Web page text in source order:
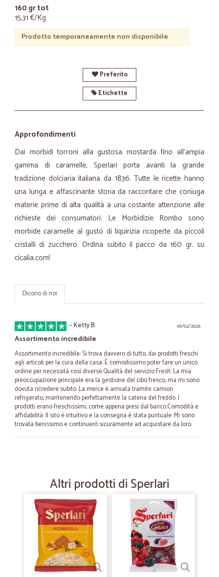
160 gr tot
15,31 €/Kg
Prodotto temporaneamente non disponibile
Preferito
Etichette
Approfondimenti
Dai morbidi torroni alla gustosa mostarda fino all'ampia
gamma di caramelle, Sperlari porta avanti la grande
tradizione dolciaria italiana da 1836. Tutte le ricette hanno
una lunga e affascinante storia da raccontare che coniuga
materie prime di alta qualità a una costante attenzione alle
richieste dei consumatori. Le Morbidizie Rombo sono
morbide caramelle al gusto di liquirizia ricoperte da piccoli
cristalli di zucchero. Ordina subito il pacco da 160 gr. su
cicalia.com!
Dicono di noi
09/02/2026
—Ketty B.
Assortimento incredibile
Assortimento incredibile: Si trova davvero di tutto, dai prodotti freschi
agli articoli per la cura della casa. È comodissimo poter fare un unico
ordine per necessità così diverse.Qualità del servizio Fresh: La mia
preoccupazione principale era la gestione del cibo fresco, ma mi sono
dovuta ricredere subito. La merce è arrivata tramite camion
refrigerato, mantenendo perfettamente la catena del freddo. I
prodotti erano freschissimi, come appena presi dal banco.Comodità e
affidabilità: Il sito è intuitivo e la consegna è stata puntuale. Mi sono
trovata benissimo e continuerò sicuramente ad acquistare da loro.
Buona scelta .Puntuali
—Rita L.
Consegna puntuale
Gli articoli ordinati mi sono arrivati puntualmente e ben imballati.
Altri prodotti di Sperlari